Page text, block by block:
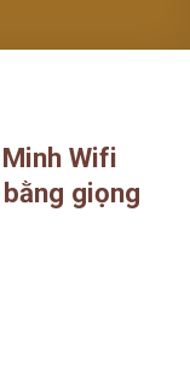
Wifi
giọng